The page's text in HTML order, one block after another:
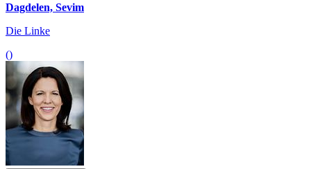
Dagdelen, Sevim
Die Linke
()